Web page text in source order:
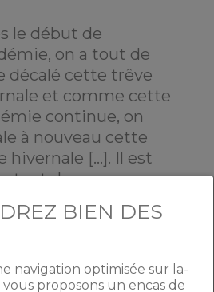
le début de
on a tout de
décalé cette trêve
et comme cette
continue, on
à nouveau cette
hivernale […]. Il est
de ne pas
des drames
des drames
– Julien
ministre
BIEN DES
navigation optimisée sur la-
vous proposons un encas de